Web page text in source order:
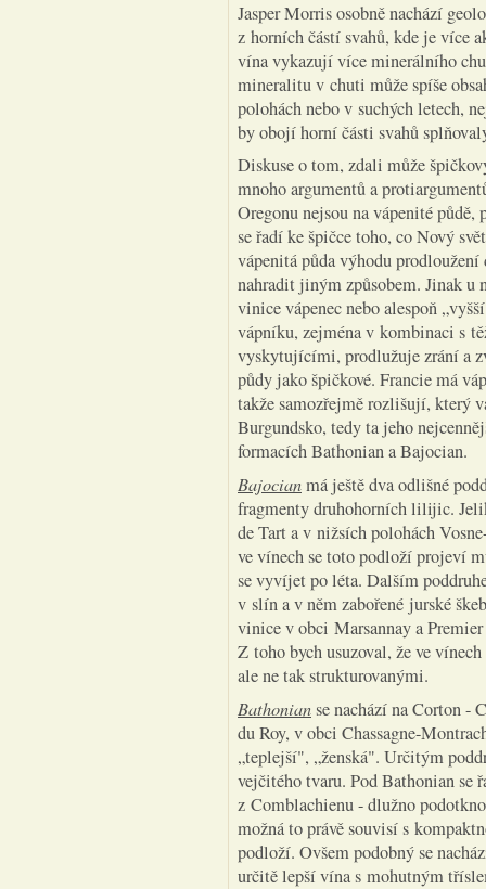
Jasper Morris osobně nachází
z horních částí svahů, kde je více
vína vykazují více minerálního
mineralitu v chuti může spíše
polohách nebo v suchých letech,
by obojí horní části svahů
Diskuse o tom, zdali může
mnoho argumentů a
Oregonu nejsou na vápenité
se řadí ke špičce toho, co Nový
vápenitá půda výhodu
nahradit jiným způsobem. Jinak u
vinice vápenec nebo alespoň
vápníku, zejména v kombinaci s
vyskytujícími, prodlužuje zrání a
půdy jako špičkové. Francie má
takže samozřejmě rozlišují, který
Burgundsko, tedy ta jeho
formacích Bathonian a Bajocian.
Bajocianmá ještě dva odlišné
fragmenty druhohorních lilijic.
de Tart a v nižsích polohách
ve vínech se toto podloží projeví
se vyvíjet po léta. Dalším
v slín a v něm zabořené jurské
vinice v obci Marsannay a
Z toho bych usuzoval, že ve
ale ne tak strukturovanými.
Bathonianse nachází na Corton -
du Roy, v obci Chassagne-
„teplejší", „ženská". Určitým
vejčitého tvaru. Pod Bathonian se
z Comblachienu - dlužno
možná to právě souvisí s
podloží. Ovšem podobný se
určitě lepší vína s mohutným